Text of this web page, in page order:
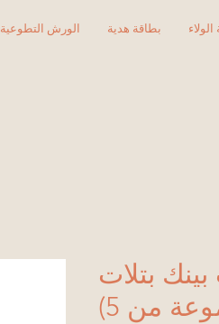
الورش التطوعية بطاقة هدية
بتلات
من 5)